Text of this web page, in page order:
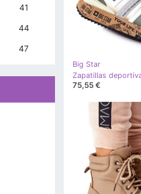
Big Star
75,55 €
41
44
47